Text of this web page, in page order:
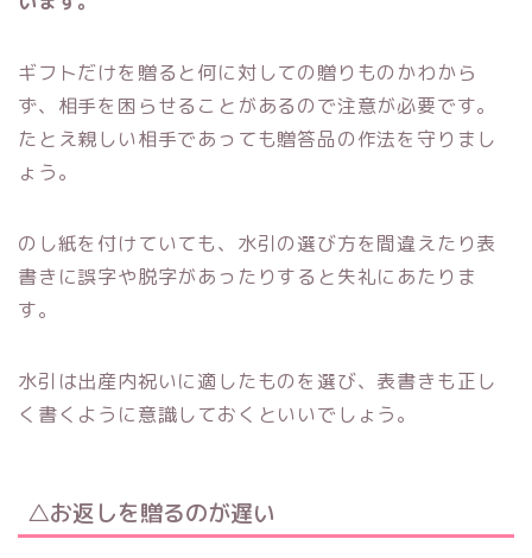
ギフトだけを贈ると何に対しての贈りものかわから
ず、相手を困らせることがあるので注意が必要です。
たとえ親しい相手であっても贈答品の作法を守りまし
ょう。
のし紙を付けていても、水引の選び方を間違えたり表
書きに誤字や脱字があったりすると失礼にあたりま
す。
水引は出産内祝いに適したものを選び、表書きも正し
く書くように意識しておくといいでしょう。
△お返しを贈るのが遅い